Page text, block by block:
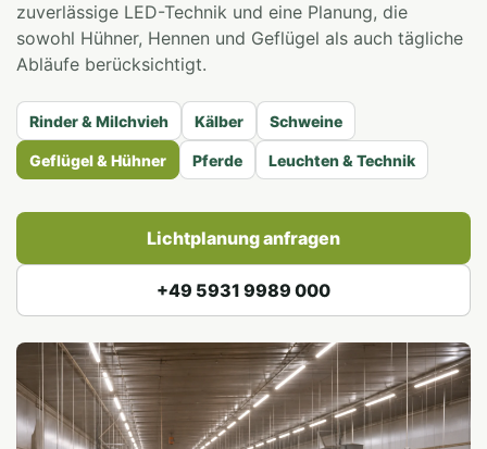
zuverlässige LED-Technik und eine Planung, die
sowohl Hühner, Hennen und Geflügel als auch tägliche
Abläufe berücksichtigt.
Rinder & Milchvieh Kälber Schweine
Geflügel & Hühner Pferde Leuchten & Technik
Lichtplanung anfragen
+49 5931 9989 000